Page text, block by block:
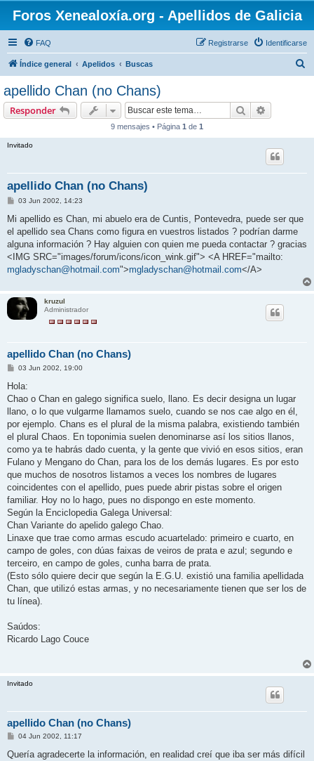
Foros Xenealoxía.org - Apellidos de Galicia
FAQ Identificarse
Registrarse
Índice general Apelidos Buscas
apellido Chan (no Chans)
Responder Buscar
9 mensajes • Página 1 de 1
Invitado
apellido Chan (no Chans)
M
n
a
j
e
03 Jun 2002, 14:23
Mi apellido es Chan, mi abuelo era de Cuntis, Pontevedra, puede ser que
el apellido sea Chans como figura en vuestros listados ? podrían darme
alguna información ? Hay alguien con quien me pueda contactar ? gracias
<IMG SRC="images/forum/icons/icon_wink.gif"> <A HREF="mailto:
mgladyschan@hotmail.com">mgladyschan@hotmail.com</A>
kruzul
Administrador
apellido Chan (no Chans)
M
n
a
j
03 Jun 2002, 19:00
Hola:
Chao o Chan en galego significa suelo, llano. Es decir designa un lugar
llano, o lo que vulgarme llamamos suelo, cuando se nos cae algo en él,
por ejemplo. Chans es el plural de la misma palabra, existiendo también
el plural Chaos. En toponimia suelen denominarse así los sitios llanos,
como ya te habrás dado cuenta, y la gente que vivió en esos sitios, eran
Fulano y Mengano do Chan, para los de los demás lugares. Es por esto
que muchos de nosotros listamos a veces los nombres de lugares
coincidentes con el apellido, pues puede abrir pistas sobre el origen
familiar. Hoy no lo hago, pues no dispongo en este momento.
Según la Enciclopedia Galega Universal:
Chan Variante do apelido galego Chao.
Linaxe que trae como armas escudo acuartelado: primeiro e cuarto, en
campo de goles, con dúas faixas de veiros de prata e azul; segundo e
terceiro, en campo de goles, cunha barra de prata.
(Esto sólo quiere decir que según la E.G.U. existió una familia apellidada
Chan, que utilizó estas armas, y no necesariamente tienen que ser los de
tu línea).
Saúdos:
Ricardo Lago Couce
Invitado
apellido Chan (no Chans)
M
n
04 Jun 2002, 11:17
Quería agradecerte la información, en realidad creí que iba ser más difícil